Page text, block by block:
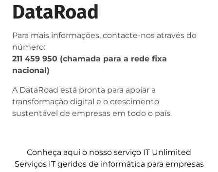
DataRoad
Para mais informações, contacte-nos através do
número:
211 459 950 (chamada para a rede fixa
nacional)
A DataRoad está pronta para apoiar a
transformação digital e o crescimento
sustentável de empresas em todo o país.
Conheça aqui o nosso serviço IT Unlimited
Serviços IT geridos de informática para empresas